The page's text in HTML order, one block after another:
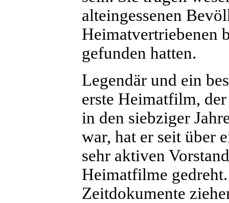
alteingessenen
Heimatvertriebenen
gefunden hatten.
Legendär und ein
erste Heimatfilm,
in den siebziger
war, hat er seit über
sehr aktiven
Heimatfilme
Zeitdokumente